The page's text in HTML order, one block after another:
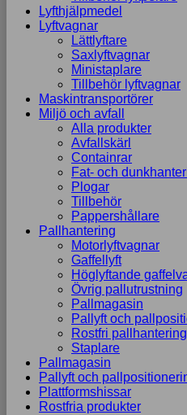
Lyfthjälpmedel
Lyftvagnar
Lättlyftare
Saxlyftvagnar
Ministaplare
Tillbehör lyftvagnar
Maskintransportörer
Miljö och avfall
Alla produkter
Avfallskärl
Containrar
Fat- och
Plogar
Tillbehör
Pappershållare
Pallhantering
Motorlyftvagnar
Gaffellyft
Höglyftande
Övrig pallutrustning
Pallmagasin
Pallyft och
Rostfri pallhantering
Staplare
Pallmagasin
Pallyft och
Plattformshissar
Rostfria produkter